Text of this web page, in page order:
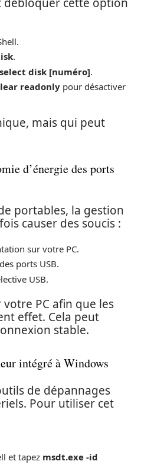
.
select disk [numéro].
readonly pour désactiver
mais qui peut
d’énergie des ports
portables, la gestion
causer des soucis :
sur votre PC.
ports USB.
USB.
PC afin que les
effet. Cela peut
stable.
intégré à Windows
de dépannages
Pour utiliser cet
et tapez msdt.exe -id